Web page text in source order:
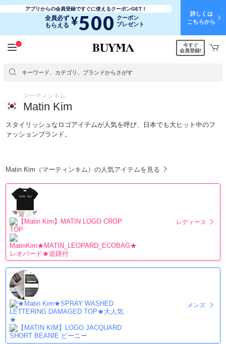
アプリからの会員登録ですぐに使えるクーポンGET！
全員必ず
もらえる ¥500 クーポン
プレゼント
詳しくは
こちらから
今すぐ
会員登録!
マーティンキム
Matin Kim
スタイリッシュなロゴアイテムが人気を呼び、日本でも大ヒット中のフ
ァッションブランド。
Matin Kim（マーティンキム）の人気アイテムを見る
レディース
メンズ